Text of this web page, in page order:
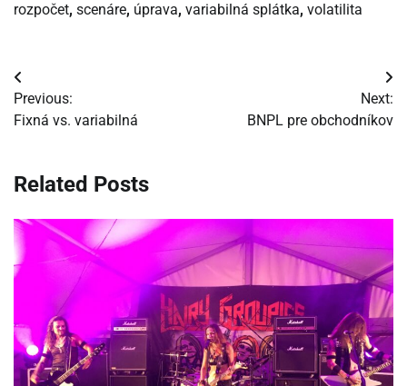
rozpočet, scenáre, úprava, variabilná splátka, volatilita
Navigácia
v
Previous:
Fixná vs. variabilná
Next:
BNPL pre obchodníkov
Related Posts